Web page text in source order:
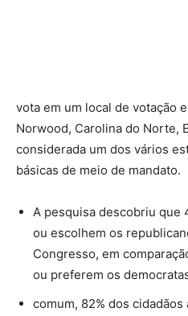
vota em um local de votação
Norwood, Carolina do Norte,
considerada um dos vários
básicas de meio de mandato.
A pesquisa descobriu que
ou escolhem os
Congresso, em
ou preferem os
comum, 82% dos